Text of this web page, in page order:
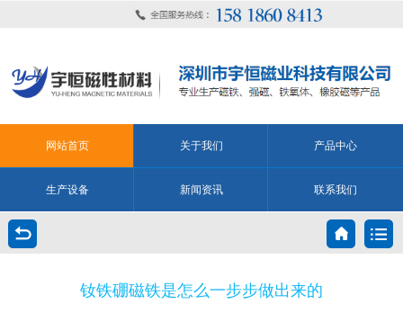
网站首页 关于我们 产品中心
生产设备 新闻资讯 联系我们
钕铁硼磁铁是怎么一步步做出来的